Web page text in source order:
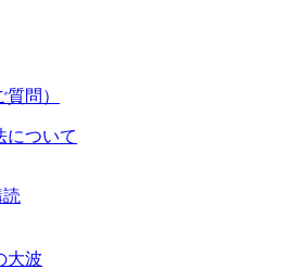
問）
について
大波